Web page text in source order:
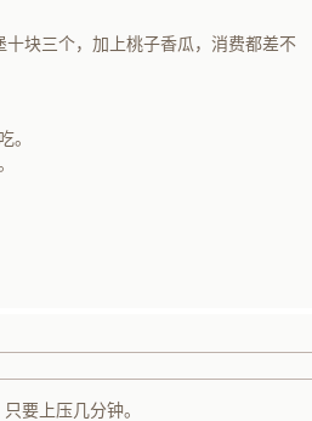
块三个，加上桃子香瓜，消费都差不
。
要上压几分钟。